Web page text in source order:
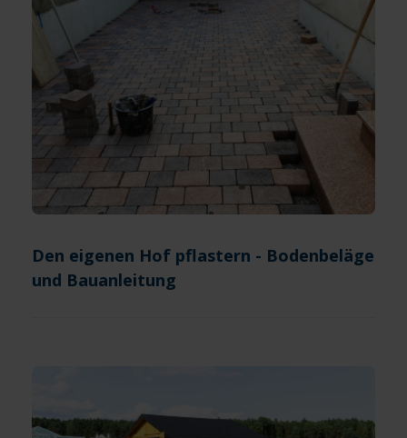
Den eigenen Hof pflastern - Bodenbeläge
und Bauanleitung